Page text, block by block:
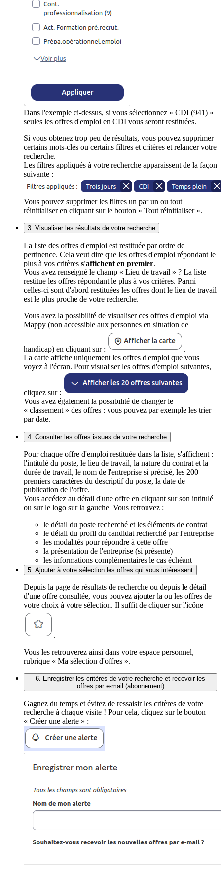
Dans l'exemple ci-dessus, si vous sélectionnez « CDI (941) »
seules les offres d'emploi en CDI vous seront restituées.
Si vous obtenez trop peu de résultats, vous pouvez supprimer
certains mots-clés ou certains filtres et critères et relancer votre
recherche.
Les filtres appliqués à votre recherche apparaissent de la façon
suivante :
Vous pouvez supprimer les filtres un par un ou tout
réinitialiser en cliquant sur le bouton « Tout réinitialiser ».
3. Visualiser les résultats de votre recherche
La liste des offres d'emploi est restituée par ordre de
pertinence. Cela veut dire que les offres d'emploi répondant le
plus à vos critères s'affichent en premier.
Vous avez renseigné le champ « Lieu de travail » ? La liste
restitue les offres répondant le plus à vos critères. Parmi
celles-ci sont d'abord restituées les offres dont le lieu de travail
est le plus proche de votre recherche.
Vous avez la possibilité de visualiser ces offres d'emploi via
Mappy (non accessible aux personnes en situation de
handicap) en cliquant sur :
.
La carte affiche uniquement les offres d'emploi que vous
voyez à l'écran. Pour visualiser les offres d'emploi suivantes,
cliquez sur :
Vous avez également la possibilité de changer le
« classement » des offres : vous pouvez par exemple les trier
par date.
4. Consulter les offres issues de votre recherche
Pour chaque offre d'emploi restituée dans la liste, s'affichent :
l'intitulé du poste, le lieu de travail, la nature du contrat et la
durée de travail, le nom de l'entreprise si précisé, les 200
premiers caractères du descriptif du poste, la date de
publication de l'offre.
Vous accédez au détail d'une offre en cliquant sur son intitulé
ou sur le logo sur la gauche. Vous retrouvez :
le détail du poste recherché et les éléments de contrat
le détail du profil du candidat recherché par l'entreprise
les modalités pour répondre à cette offre
la présentation de l'entreprise (si présente)
les informations complémentaires le cas échéant
5. Ajouter à votre sélection les offres qui vous intéressent
Depuis la page de résultats de recherche ou depuis le détail
d'une offre consultée, vous pouvez ajouter la ou les offres de
votre choix à votre sélection. Il suffit de cliquer sur l'icône
.
Vous les retrouverez ainsi dans votre espace personnel,
rubrique « Ma sélection d'offres ».
6. Enregistrer les critères de votre recherche et recevoir les
offres par e-mail (abonnement)
Gagnez du temps et évitez de ressaisir les critères de votre
recherche à chaque visite ! Pour cela, cliquez sur le bouton
« Créer une alerte » :